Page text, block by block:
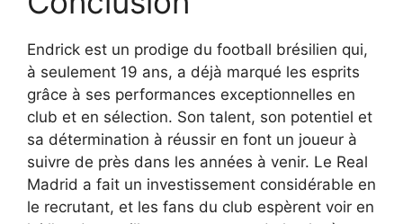
Endrick est un prodige du football brésilien qui,
à seulement 19 ans, a déjà marqué les esprits
grâce à ses performances exceptionnelles en
club et en sélection. Son talent, son potentiel et
sa détermination à réussir en font un joueur à
suivre de près dans les années à venir. Le Real
Madrid a fait un investissement considérable en
le recrutant, et les fans du club espèrent voir en